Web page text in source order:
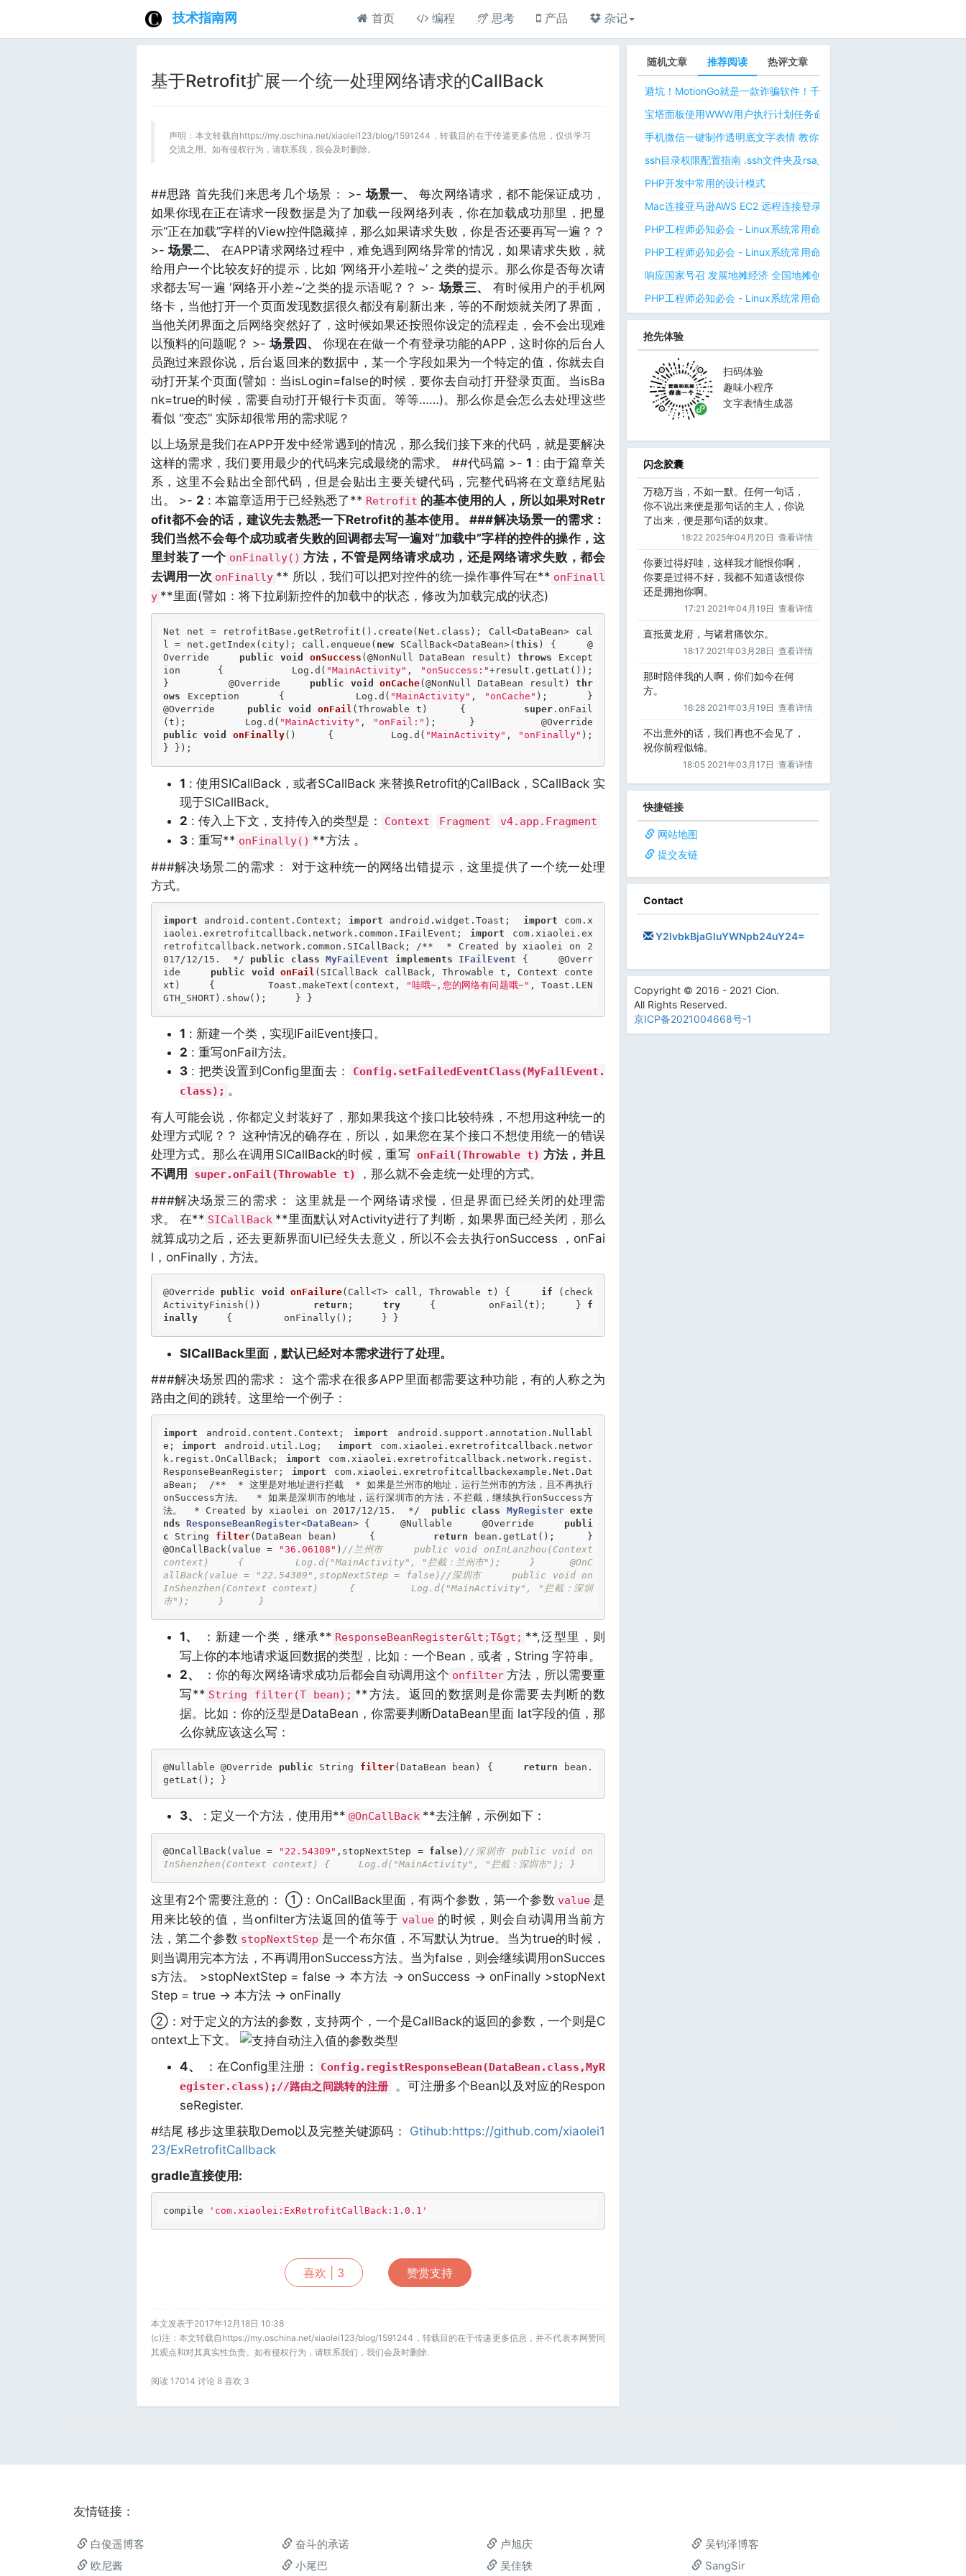
技术指南网 首页 编程 思考 产品 杂记
基于Retrofit扩展一个统一处理网络请求的CallBack
声明：本文转载自https://my.oschina.net/xiaolei123/blog/1591244，转载目的在于传递更多信息，仅供学习
交流之用。如有侵权行为，请联系我，我会及时删除。
##思路 首先我们来思考几个场景： >- 场景一、
每次网络请求，都不能保证成功，
如果你现在正在请求一段数据是为了加载一段网络列表，你在加载成功那里，把显
示“正在加载”字样的View控件隐藏掉，那么如果请求失败，你是否还要再写一遍？？
>- 场景二、
在APP请求网络过程中，难免遇到网络异常的情况，如果请求失败，就
给用户一个比较友好的提示，比如 ‘网络开小差啦~’ 之类的提示。那么你是否每次请
求都去写一遍 ‘网络开小差~’之类的提示语呢？？ >- 场景三、
有时候用户的手机网
络卡，当他打开一个页面发现数据很久都没有刷新出来，等的不耐烦就关闭了界面，
当他关闭界面之后网络突然好了，这时候如果还按照你设定的流程走，会不会出现难
以预料的问题呢？ >-场景四、
你现在在做一个有登录功能的APP，这时你的后台人
员跑过来跟你说，后台返回来的数据中，某一个字段如果为一个特定的值，你就去自
动打开某个页面(譬如：当isLogin=false的时候，要你去自动打开登录页面。当isBa
nk=true的时候，需要自动打开银行卡页面。等等……)。那么你是会怎么去处理这些
看似 “变态” 实际却很常用的需求呢？
以上场景是我们在APP开发中经常遇到的情况，那么我们接下来的代码，就是要解决
这样的需求，我们要用最少的代码来完成最绕的需求。 ##代码篇 >-1 : 由于篇章关
系，这里不会贴出全部代码，但是会贴出主要关键代码，完整代码将在文章结尾贴
出。 >- 2 : 本篇章适用于已经熟悉了** Retrofit 的基本使用的人，所以如果对Retr
ofit都不会的话，建议先去熟悉一下Retrofit的基本使用。 ###解决场景一的需求：
我们当然不会每个成功或者失败的回调都去写一遍对“加载中”字样的控件的操作，这
里封装了一个 onFinally() 方法，不管是网络请求成功，还是网络请求失败，都会
去调用一次 onFinally ** 所以，我们可以把对控件的统一操作事件写在** onFinall
y **里面(譬如：将下拉刷新控件的加载中的状态，修改为加载完成的状态)
Net net = retrofitBase.getRetrofit().create(Net.class); Call<DataBean> cal
l = net.getIndex(city); call.enqueue( new SCallBack<DataBean>(this ) { @
Override
public void onSuccess (@NonNull DataBean result) throws Except
ion     {         Log.d( "MainActivity" , "onSuccess:"+result.getLat());
} @Override public void onCache(@NonNull DataBean result) thr
ows Exception     {         Log.d( "MainActivity" , "onCache"
);     }
@Override
public void onFail (Throwable t)     { super .onFail
(t);         Log.d( "MainActivity" , "onFail:" );     } @Override
public
void onFinally()     {         Log.d( "MainActivity" , "onFinally" );
} });
1 : 使用SICallBack，或者SCallBack 来替换Retrofit的CallBack，SCallBack 实
现于SICallBack。
2 : 传入上下文，支持传入的类型是： Context Fragment v4.app.Fragment
3: 重写** onFinally() **方法 。
###解决场景二的需求： 对于这种统一的网络出错提示，这里提供了一个统一处理
方式。
import android.content.Context; import android.widget.Toast; import com.x
iaolei.exretrofitcallback.network.common.IFailEvent; import com.xiaolei.ex
retrofitcallback.network.common.SICallBack; /**  * Created by xiaolei on 2
017/12/15.  */
public class MyFailEvent implements IFailEvent {
@Overr
ide
public void onFail (SICallBack callBack, Throwable t, Context conte
xt)     {         Toast.makeText(context,
"哇哦~,您的网络有问题哦~" , Toast.LEN
GTH_SHORT).show();     } }
1 : 新建一个类，实现IFailEvent接口。
2 : 重写onFail方法。
3: 把类设置到Config里面去：
Config.setFailedEventClass(MyFailEvent.
class); 。
有人可能会说，你都定义封装好了，那如果我这个接口比较特殊，不想用这种统一的
处理方式呢？？ 这种情况的确存在，所以，如果您在某个接口不想使用统一的错误
处理方式。那么在调用SICallBack的时候，重写 onFail(Throwable t) 方法，并且
不调用
super.onFail(Throwable t)
，那么就不会走统一处理的方式。
###解决场景三的需求： 这里就是一个网络请求慢，但是界面已经关闭的处理需
求。 在** SICallBack **里面默认对Activity进行了判断，如果界面已经关闭，那么
就算成功之后，还去更新界面UI已经失去意义，所以不会去执行onSuccess ，onFai
l，onFinally，方法。
@Override public void onFailure(Call<T> call, Throwable t) { if (check
ActivityFinish()) return ; try
     {         onFail(t);     }
f
inally
     {         onFinally();     } }
SICallBack里面，默认已经对本需求进行了处理。
###解决场景四的需求： 这个需求在很多APP里面都需要这种功能，有的人称之为
路由之间的跳转。这里给一个例子：
import android.content.Context; import android.support.annotation.Nullabl
e; import android.util.Log; import com.xiaolei.exretrofitcallback.networ
k.regist.OnCallBack; import com.xiaolei.exretrofitcallback.network.regist.
ResponseBeanRegister; import com.xiaolei.exretrofitcallbackexample.Net.Dat
aBean; /**  * 这里是对地址进行拦截  * 如果是兰州市的地址，运行兰州市的方法，且不再执行
onSuccess方法。  * 如果是深圳市的地址，运行深圳市的方法，不拦截，继续执行onSuccess方
法。  * Created by xiaolei on 2017/12/15.  */
public class MyRegister exte
nds ResponseBeanRegister<DataBean> { @Nullable @Override
publi
c String filter(DataBean bean)     { return
@OnCallBack(value = "36.06108" ) //兰州市     public void onInLanzhou(Context
context)     {         Log.d("MainActivity", "拦截：兰州市");     }      @OnC
allBack(value = "22.54309",stopNextStep = false)//深圳市     public void on
InShenzhen(Context context)     {         Log.d("MainActivity", "拦截：深圳
市");     }      }
1、 ：新建一个类，继承** ResponseBeanRegister&lt;T&gt; **,泛型里，则
写上你的本地请求返回数据的类型，比如：一个Bean，或者，String 字符串。
2、
：你的每次网络请求成功后都会自动调用这个 onfilter 方法，所以需要重
写** String filter(T bean); **方法。返回的数据则是你需要去判断的数
据。比如：你的泛型是DataBean，你需要判断DataBean里面 lat字段的值，那
么你就应该这么写：
@Nullable @Override public String filter(DataBean bean) { return bean.
getLat(); }
3、 : 定义一个方法，使用用** @OnCallBack **去注解，示例如下：
@OnCallBack(value = "22.54309" ,stopNextStep = false ) //深圳市 public void on
InShenzhen(Context context) {     Log.d("MainActivity", "拦截：深圳市"); }
这里有2个需要注意的： ①：OnCallBack里面，有两个参数，第一个参数 value 是
用来比较的值，当onfilter方法返回的值等于 value 的时候，则会自动调用当前方
法，第二个参数 stopNextStep 是一个布尔值，不写默认为true。当为true的时候，
则当调用完本方法，不再调用onSuccess方法。当为false，则会继续调用onSucces
s方法。 >stopNextStep = false -> 本方法 -> onSuccess -> onFinally >stopNext
Step = true -> 本方法 -> onFinally
②：对于定义的方法的参数，支持两个，一个是CallBack的返回的参数，一个则是C
ontext上下文。
4、
：在Config里注册：
Config.registResponseBean(DataBean.class,MyR
egister.class);//路由之间跳转的注册
。可注册多个Bean以及对应的Respon
seRegister.
#结尾 移步这里获取Demo以及完整关键源码： Gtihub:https://github.com/xiaolei1
23/ExRetrofitCallback
gradle直接使用:
compile 'com.xiaolei:ExRetrofitCallBack:1.0.1'
喜欢 | 3 赞赏支持
本文发表于2017年12月18日 10:38
(c)注：本文转载自https://my.oschina.net/xiaolei123/blog/1591244，转载目的在于传递更多信息，并不代表本网赞同
其观点和对其真实性负责。如有侵权行为，请联系我们，我们会及时删除.
阅读 17014 讨论 8 喜欢 3
随机文章 推荐阅读 热评文章
避坑！MotionGo就是一款诈骗软件！千万不要用ChatPPT，浪费时间！
宝塔面板使用WWW用户执行计划任务命令 解决laravel日志权限问题 宝
手机微信一键制作透明底文字表情 教你如何让微信表情包背景为透明
ssh目录权限配置指南 .ssh文件夹及rsa_id.pub等文件正确权限规则
PHP开发中常用的设计模式
Mac连接亚马逊AWS EC2 远程连接登录不上去 有pem私钥文件依然要
PHP工程师必知必会 - Linux系统常用命令 - Linux中的网络管理命令（
PHP工程师必知必会 - Linux系统常用命令 - Linux中的网络管理命令（
响应国家号召 发展地摊经济 全国地摊创业经验微信交流群
PHP工程师必知必会 - Linux系统常用命令 - Linux 用户和用户组管理
抢先体验
扫码体验
趣味小程序
文字表情生成器
闪念胶囊
万稳万当，不如一默。任何一句话，
你不说出来便是那句话的主人，你说
了出来，便是那句话的奴隶。
18:22 2025年04月20日 查看详情
你要过得好哇，这样我才能恨你啊，
你要是过得不好，我都不知道该恨你
还是拥抱你啊。
17:21 2021年04月19日 查看详情
直抵黄龙府，与诸君痛饮尔。
18:17 2021年03月28日 查看详情
那时陪伴我的人啊，你们如今在何
方。
16:28 2021年03月19日 查看详情
不出意外的话，我们再也不会见了，
祝你前程似锦。
18:05 2021年03月17日 查看详情
快捷链接
网站地图
提交友链
Contact
Y2lvbkBjaGluYWNpb24uY24=
Copyright © 2016 - 2021 Cion.
All Rights Reserved.
京ICP备2021004668号-1
友情链接：
白俊遥博客 奋斗的承诺 卢旭庆
吴钧泽博客
欧尼酱
小尾巴 吴佳轶 SangSir